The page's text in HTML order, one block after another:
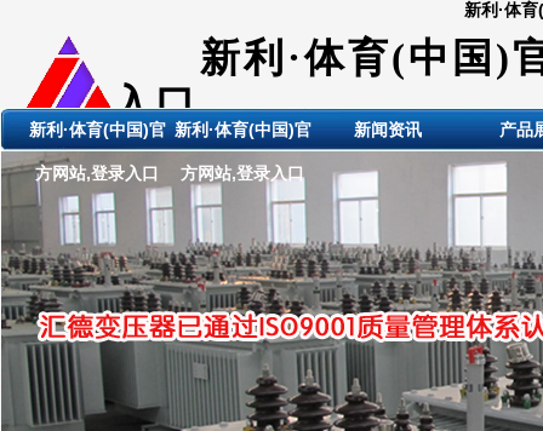
新利·体
新利·体育(中国)
入口
ShanDong HuiDE
新利·体育(中国)官
方网站,登录入口
新利·体育(中国)官
方网站,登录入口
新闻资讯 产品